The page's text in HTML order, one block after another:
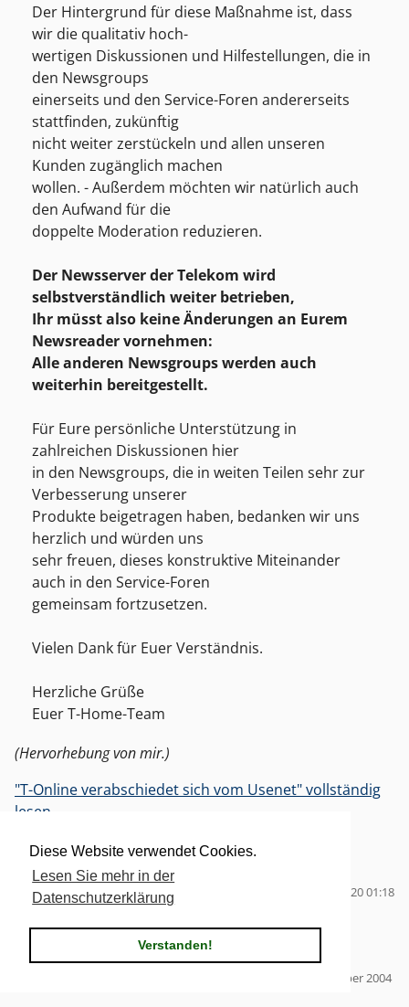
Diese Website verwendet Cookies.
Lesen Sie mehr in der
Datenschutzerklärung
Verstanden!
Der Hintergrund für diese Maßnahme ist, dass
wir die qualitativ hoch-
wertigen Diskussionen und Hilfestellungen, die in
den Newsgroups
einerseits und den Service-Foren andererseits
stattfinden, zukünftig
nicht weiter zerstückeln und allen unseren
Kunden zugänglich machen
wollen. - Außerdem möchten wir natürlich auch
den Aufwand für die
doppelte Moderation reduzieren.
Der Newsserver der Telekom wird
selbstverständlich weiter betrieben,
Ihr müsst also keine Änderungen an Eurem
Newsreader vornehmen:
Alle anderen Newsgroups werden auch
weiterhin bereitgestellt.
Für Eure persönliche Unterstützung in
zahlreichen Diskussionen hier
in den Newsgroups, die in weiten Teilen sehr zur
Verbesserung unserer
Produkte beigetragen haben, bedanken wir uns
herzlich und würden uns
sehr freuen, dieses konstruktive Miteinander
auch in den Service-Foren
gemeinsam fortzusetzen.
Vielen Dank für Euer Verständnis.
Herzliche Grüße
Euer T-Home-Team
(Hervorhebung von mir.)
"T-Online verabschiedet sich vom Usenet" vollständig
lesen
Kategorien:
Bits'n'Bytes|2 Kommentare
Tags für diesen Artikel: telekom
Zuletzt bearbeitet am 02.06.2020 01:18
T-Com online
Dienstag, 30. November 2004